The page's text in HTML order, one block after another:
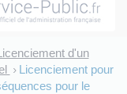
d'un
> Licenciement pour
pour le